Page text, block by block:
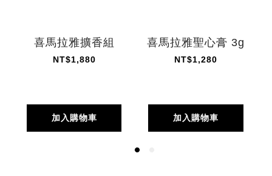
喜馬拉雅擴香組
NT$1,880
加入購物車
喜馬拉雅聖心膏 3g
NT$1,280
加入購物車